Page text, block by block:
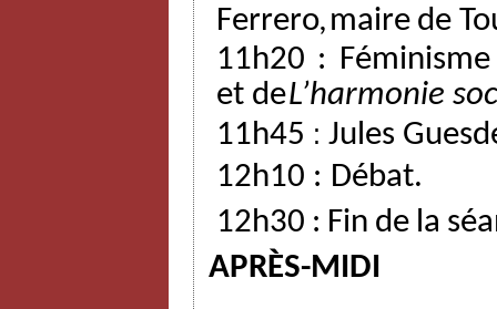
Ferrero,maire de
11h20 :
et deL’harmonie
11h45 : Jules
12h10 : Débat.
12h30 : Fin de la
APRÈS-MIDI